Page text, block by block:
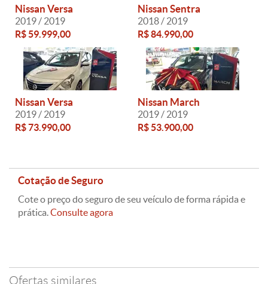
Nissan Versa
2019 / 2019
R$ 59.999,00
Nissan Sentra
2018 / 2019
R$ 84.990,00
Nissan Versa
2019 / 2019
R$ 73.990,00
Nissan March
2019 / 2019
R$ 53.900,00
Cotação de Seguro
Cote o preço do seguro de seu veículo de forma rápida e
prática.Consulte agora
Ofertas similares